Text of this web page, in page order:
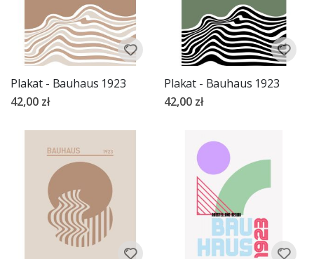
Plakat - Bauhaus 1923
42,00 zł
Plakat - Bauhaus 1923
42,00 zł